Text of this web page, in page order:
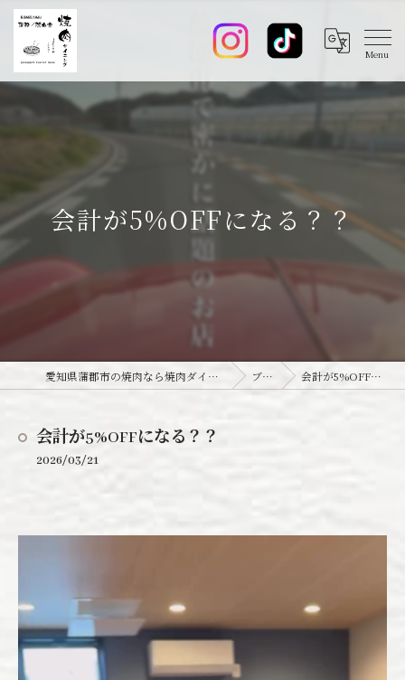
会計が5%OFFになる？？
愛知県蒲郡市の焼肉なら焼肉ダイニング joie-ジョワ- ブログ 会計が5%OFFになる？？
会計が5%OFFになる？？
2026/03/21